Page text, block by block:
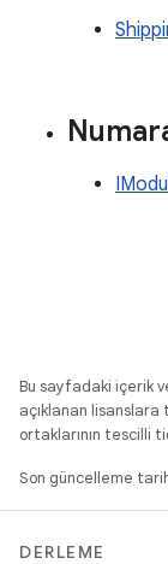
Bu sayfadaki içerik
açıklanan
ortaklarının tescilli
Son güncelleme
DERLEME